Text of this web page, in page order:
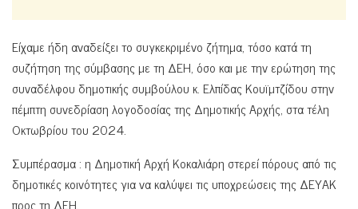
Είχαμε ήδη αναδείξει το συγκεκριμένο ζήτημα, τόσο κατά τη
συζήτηση της σύμβασης με τη ΔΕΗ, όσο και με την ερώτηση της
συναδέλφου δημοτικής συμβούλου κ. Ελπίδας Κουϊμτζίδου στην
πέμπτη συνεδρίαση λογοδοσίας της Δημοτικής Αρχής, στα τέλη
Οκτωβρίου του 2024.
Συμπέρασμα : η Δημοτική Αρχή Κοκαλιάρη στερεί πόρους από τις
δημοτικές κοινότητες για να καλύψει τις υποχρεώσεις της ΔΕΥΑΚ
προς τη ΔΕΗ.